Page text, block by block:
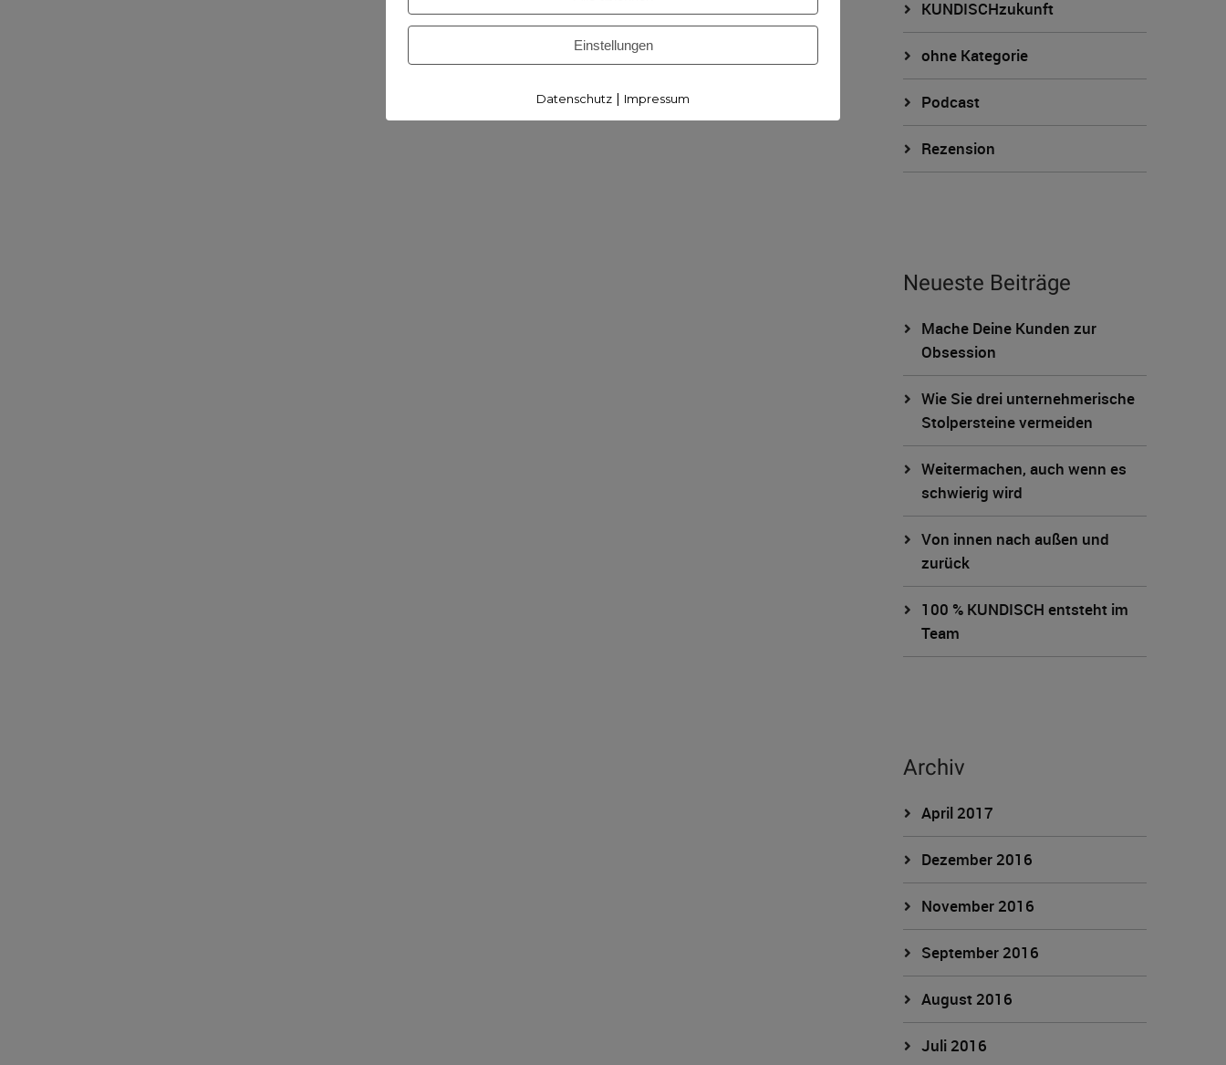
KUNDISCHzukunft
ohne Kategorie
Podcast
Rezension
Neueste Beiträge
Mache Deine Kunden zur
Obsession
Wie Sie drei unternehmerische
Stolpersteine vermeiden
Weitermachen, auch wenn es
schwierig wird
Von innen nach außen und
zurück
100 % KUNDISCH entsteht im
Team
Archiv
April 2017
Dezember 2016
November 2016
September 2016
August 2016
Juli 2016
Einstellungen
Datenschutz | Impressum